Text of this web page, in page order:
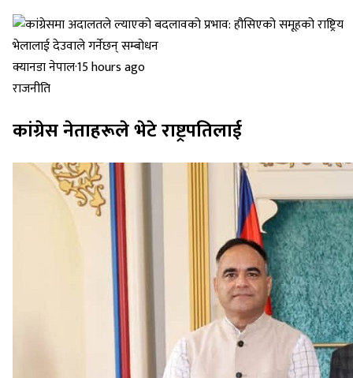
क्यानडा नेपाल·15 hours ago
राजनीति
कांग्रेस नेताहरूले भेटे राष्ट्रपतिलाई